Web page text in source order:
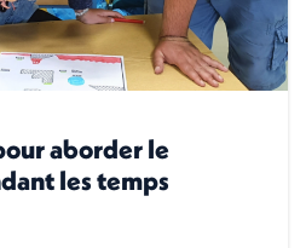
aborder le
les temps